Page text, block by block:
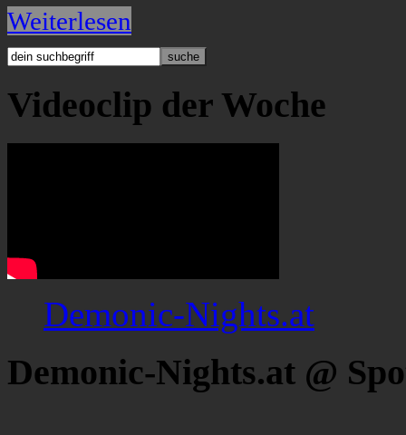
Weiterlesen
Videoclip der Woche
Demonic-Nights.at
Demonic-Nights.at @